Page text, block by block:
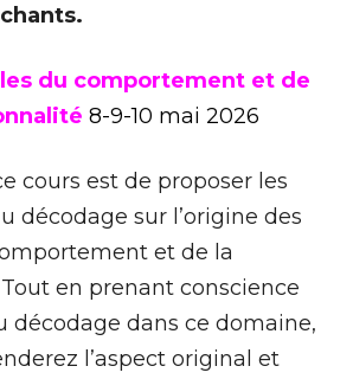
du comportement et de
8-9-10 mai 2026
cours est de proposer les
décodage sur l’origine des
et de la
en prenant conscience
décodage dans ce domaine,
l’aspect original et